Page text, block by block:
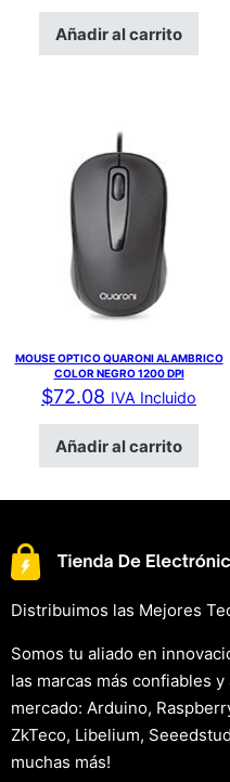
Añadir al carrito
MOUSE OPTICO QUARONI ALAMBRICO
COLOR NEGRO 1200 DPI
$72.08 IVA Incluido
Añadir al carrito
Distribuimos las Mejores
Somos tu aliado en
las marcas más confiables y
mercado: Arduino,
ZkTeco, Libelium,
muchas más!